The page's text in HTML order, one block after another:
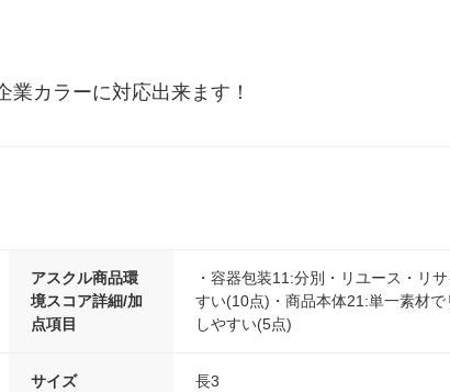
カラーに対応出来ます！
アスクル商品環
境スコア詳細/加
点項目
・容器包装11:分別・リユース・リ
すい(10点)・商品本体21:単一素材で
しやすい(5点)
サイズ 長3